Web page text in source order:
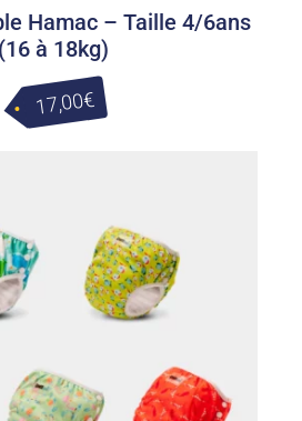
Hamac – Taille 4/6ans
(16 à 18kg)
17,00€